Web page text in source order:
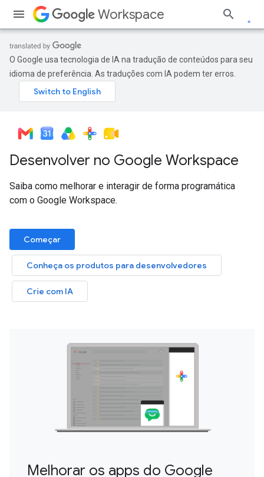
Workspace
O Google usa tecnologia de IA na tradução de conteúdos para seu
idioma de preferência. As traduções com IA podem ter erros.
Desenvolver no Google Workspace
Saiba como melhorar e interagir de forma programática
com o Google Workspace.
Começar
Conheça os produtos para desenvolvedores
Crie com IA
Melhorar os apps do Google